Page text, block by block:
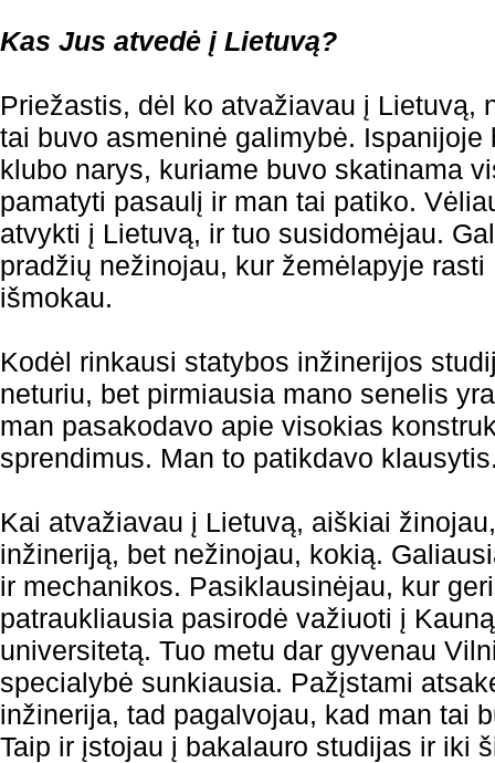
Kas Jus atvedė į Lietuvą?
Priežastis, dėl ko atvažiavau į Lietuvą,
tai buvo asmeninė galimybė. Ispanijoje
klubo narys, kuriame buvo skatinama
pamatyti pasaulį ir man tai patiko.
atvykti į Lietuvą, ir tuo susidomėjau.
pradžių nežinojau, kur žemėlapyje
išmokau.
Kodėl rinkausi statybos inžinerijos
neturiu, bet pirmiausia mano senelis
man pasakodavo apie visokias
sprendimus. Man to patikdavo
Kai atvažiavau į Lietuvą, aiškiai
inžineriją, bet nežinojau, kokią.
ir mechanikos. Pasiklausinėjau, kur
patraukliausia pasirodė važiuoti į
universitetą. Tuo metu dar gyvenau
specialybė sunkiausia. Pažįstami
inžinerija, tad pagalvojau, kad man tai
Taip ir įstojau į bakalauro studijas ir iki